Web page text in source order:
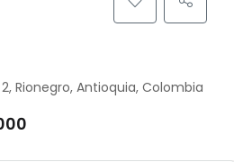
Rionegro, Antioquia, Colombia